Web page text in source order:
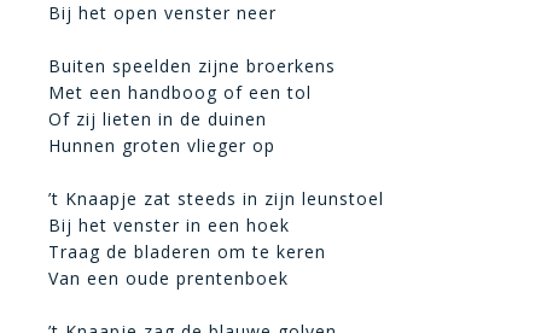
Bij het open venster neer
Buiten speelden zijne broerkens
Met een handboog of een tol
Of zij lieten in de duinen
Hunnen groten vlieger op
’t Knaapje zat steeds in zijn leunstoel
Bij het venster in een hoek
Traag de bladeren om te keren
Van een oude prentenboek